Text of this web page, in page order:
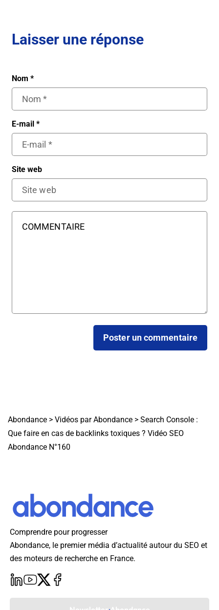
Laisser une réponse
Nom *
E-mail *
Site web
Abondance > Vidéos par Abondance > Search Console :
Que faire en cas de backlinks toxiques ? Vidéo SEO
Abondance N°160
Comprendre pour progresser
Abondance, le premier média d’actualité autour du SEO et
des moteurs de recherche en France.